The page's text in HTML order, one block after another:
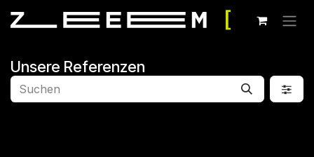
Unsere Referenzen